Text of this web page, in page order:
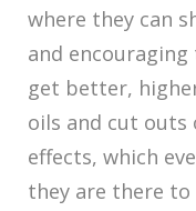
where they can
and
get better,
oils and cut outs
effects, which
they are there